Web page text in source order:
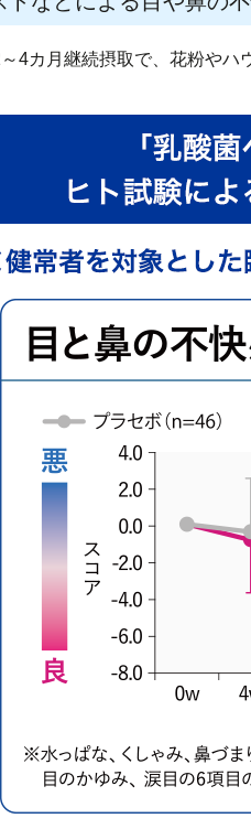
～4カ月継続摂取で、花粉や